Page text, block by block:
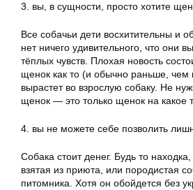
3. вы, в сущности, просто хотите
Все собачьи дети восхитительны и
нет ничего удивительного, что они
тёплых чувств. Плохая новость
щенок как то (и обычно раньше, чем
вырастет во взрослую собаку. Не
щенок — это только щенок на какое
4. вы не можете себе позволить
Собака стоит денег. Будь то находка,
взятая из приюта, или породистая
питомника. Хотя он обойдется без